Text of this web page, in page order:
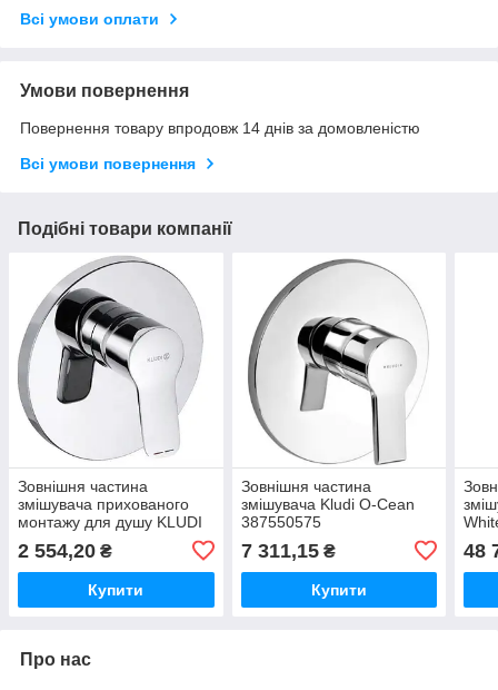
Всі умови оплати
Умови повернення
Повернення товару впродовж 14 днів за домовленістю
Всі умови повернення
Подібні товари компанії
Зовнішня частина
змішувача прихованого
монтажу для душу KLUDI
2 554,20 ₴
Купити
Зовнішня частина
змішувача Kludi O-Cean
387550575
7 311,15₴
Купити
48
Про нас